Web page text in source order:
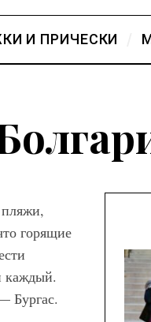
И ПРИЧЕСКИ
горящие
каждый.
Бургас.